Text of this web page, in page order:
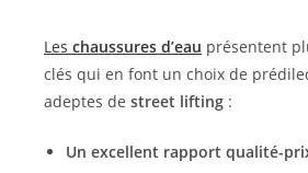
Les chaussures d’eau présentent
clés qui en font un choix de
adeptes de street lifting :
Un excellent rapport qualité-